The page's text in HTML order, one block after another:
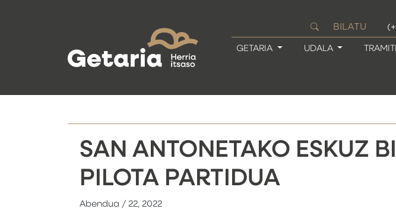
BILATU
GETARIA UDALA
SAN ANTONETAKO ESKUZ
PILOTA PARTIDUA
Abendua / 22, 2022